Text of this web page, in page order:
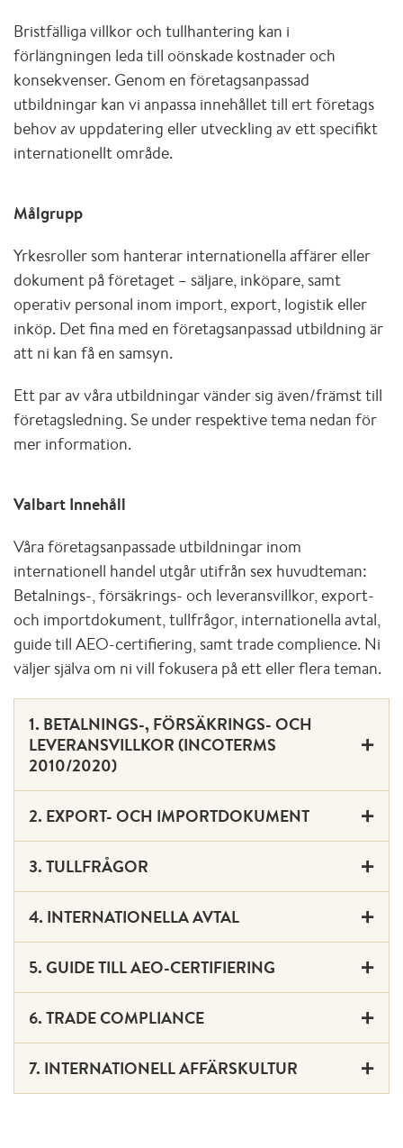
Bristfälliga villkor och tullhantering kan i
förlängningen leda till oönskade kostnader och
konsekvenser. Genom en företagsanpassad
utbildningar kan vi anpassa innehållet till ert företags
behov av uppdatering eller utveckling av ett specifikt
internationellt område.
Målgrupp
Yrkesroller som hanterar internationella affärer eller
dokument på företaget – säljare, inköpare, samt
operativ personal inom import, export, logistik eller
inköp. Det fina med en företagsanpassad utbildning är
att ni kan få en samsyn.
Ett par av våra utbildningar vänder sig även/främst till
företagsledning. Se under respektive tema nedan för
mer information.
Valbart Innehåll
Våra företagsanpassade utbildningar inom
internationell handel utgår utifrån sex huvudteman:
Betalnings-, försäkrings- och leveransvillkor, export-
och importdokument, tullfrågor, internationella avtal,
guide till AEO-certifiering, samt trade complience. Ni
väljer själva om ni vill fokusera på ett eller flera teman.
1. BETALNINGS-, FÖRSÄKRINGS- OCH
LEVERANSVILLKOR (INCOTERMS
2010/2020)
2. EXPORT- OCH IMPORTDOKUMENT
3. TULLFRÅGOR
4. INTERNATIONELLA AVTAL
5. GUIDE TILL AEO-CERTIFIERING
6. TRADE COMPLIANCE
7. INTERNATIONELL AFFÄRSKULTUR